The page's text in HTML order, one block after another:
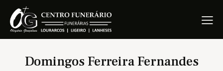
Domingos Ferreira Fernandes